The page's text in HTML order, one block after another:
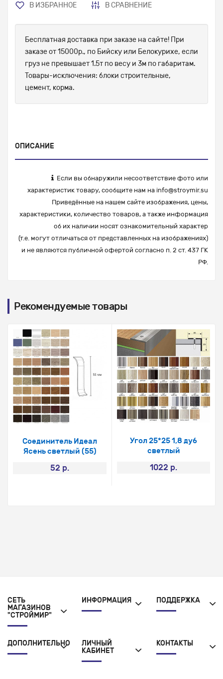
В ИЗБРАННОЕ В СРАВНЕНИЕ
Бесплатная доставка при заказе на сайте! При
заказе от 15000р., по Бийску или Белокурихе, если
груз не превышает 1.5т по весу и 3м по габаритам.
Товары-исключения: блоки строительные,
цемент, корма.
ОПИСАНИЕ
Если вы обнаружили несоответствие фото или
характеристик товару, сообщите нам на info@stroymir.su
Приведённые на нашем сайте изображения, цены,
характеристики, количество товаров, а также информация
об их наличии носят ознакомительный характер
(т.е. могут отличаться от представленных на изображениях)
и не являются публичной офертой согласно п. 2 ст. 437 ГК
РФ.
Рекомендуемые товары
Соединитель Идеал
Ясень светлый (55)
52 р.
Угол 25*25 1,8 дуб
светлый
1022 р.
СЕТЬ
МАГАЗИНОВ
"СТРОЙМИР"
ИНФОРМАЦИЯ ПОДДЕРЖКА
ДОПОЛНИТЕЛЬНО
ЛИЧНЫЙ
КАБИНЕТ
КОНТАКТЫ